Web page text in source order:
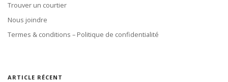
Trouver un courtier
Nous joindre
Termes & conditions – Politique de confidentialité
ARTICLE RÉCENT